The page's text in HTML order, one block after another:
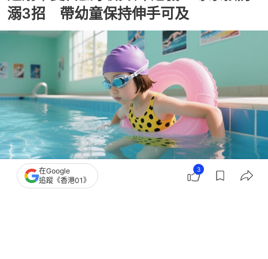
溺3招 帶幼童保持伸手可及
撰文：健康醫療網
在Google
追蹤《香港01》
3